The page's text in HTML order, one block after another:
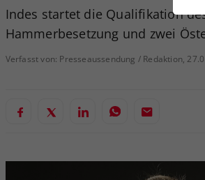
Indes startet die Qualifikation
Hammerbesetzung und zwei
Verfasst von: Presseaussendung / Redaktion,